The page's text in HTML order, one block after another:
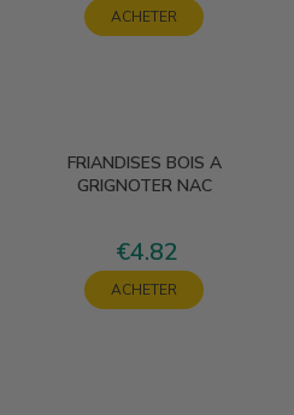
ACHETER
FRIANDISES BOIS A
GRIGNOTER NAC
Price
€4.82
ACHETER